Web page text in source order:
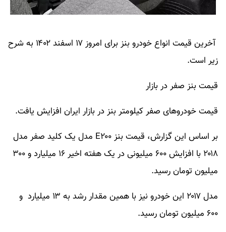
آخرین قیمت انواع خودرو بنز برای امروز ۱۷ اسفند ۱۴۰۲ به شرح
زیر است.
قیمت بنز صفر در بازار
قیمت خودروهای صفر کیلومتر بنز در بازار ایران افزایش یافت.
بر اساس این گزارش، قیمت بنز E۲۰۰ مدل یک کلید صفر مدل
۲۰۱۸ با افزایش ۶۰۰ میلیونی در یک هفته اخیر ۱۶ میلیارد و ۳۰۰
میلیون تومان رسید.
مدل ۲۰۱۷ این خودرو نیز با همین مقدار رشد به ۱۳ میلیارد و
۶۰۰ میلیون تومان رسید.